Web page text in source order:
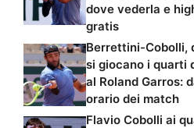
dove vederla e
gratis
Berrettini-Cobolli,
si giocano i quarti
al Roland Garros:
orario dei match
Flavio Cobolli ai